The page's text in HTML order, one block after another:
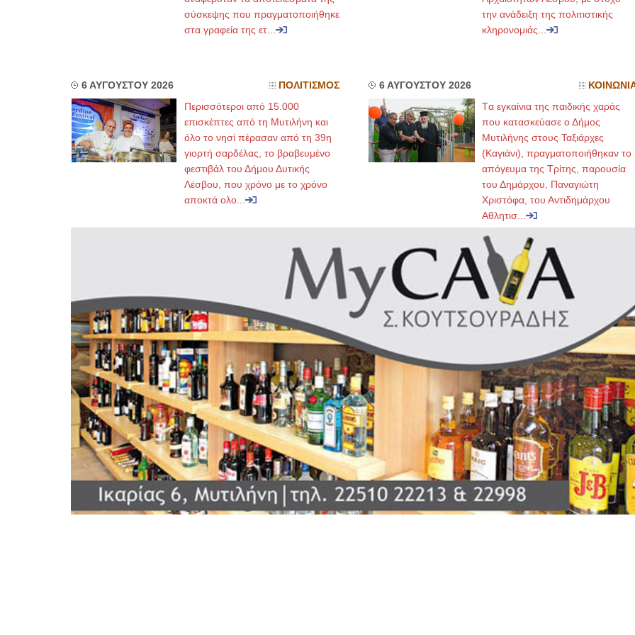
σύσκεψης που πραγματοποιήθηκε
στα γραφεία της ετ...
την ανάδειξη της πολιτιστικής
κληρονομιάς...
6 ΑΥΓΟΥΣΤΟΥ 2026 ΠΟΛΙΤΙΣΜΟΣ
Περισσότεροι από 15.000
επισκέπτες από τη Μυτιλήνη και
όλο το νησί πέρασαν από τη 39η
γιορτή σαρδέλας, το βραβευμένο
φεστιβάλ του Δήμου Δυτικής
Λέσβου, που χρόνο με το χρόνο
αποκτά ολο...
6 ΑΥΓΟΥΣΤΟΥ 2026
Tα εγκαίνια της παιδικής χαράς
που κατασκεύασε ο Δήμος
Μυτιλήνης στους Ταξιάρχες
(Καγιάνι), πραγματοποιήθηκαν το
απόγευμα της Τρίτης, παρουσία
του Δημάρχου, Παναγιώτη
Χριστόφα, του Αντιδημάρχου
Αθλητισ...